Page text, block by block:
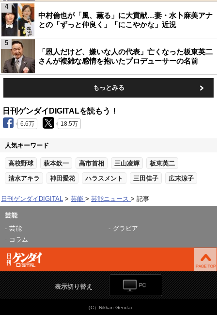
中村倫也が「風、薫る」に大貢献…妻・水卜麻美アナ
との「ずっと仲良く」「にこやかな」近況
4
「恩人だけど、嫌いな人の代表」亡くなった板東英二
さんが複雑な感情を抱いたプロデューサーの名前
5
もっとみる
日刊ゲンダイDIGITALを読もう！
6.6万 18.5万
人気キーワード
高校野球 萩本欽一 高市首相 三山凌輝 板東英二
清水アキラ 神田愛花 ハラスメント 三田佳子 広末涼子
日刊ゲンダイDIGITAL 芸能 芸能ニュース 記事
芸能
芸能
グラビア
コラム
表示切り替え
（C）Nikkan Gendai